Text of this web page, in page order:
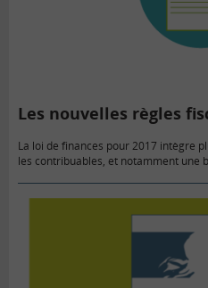
Les nouvelles règles
La loi de finances pour 2017 intègre
les contribuables, et notamment une